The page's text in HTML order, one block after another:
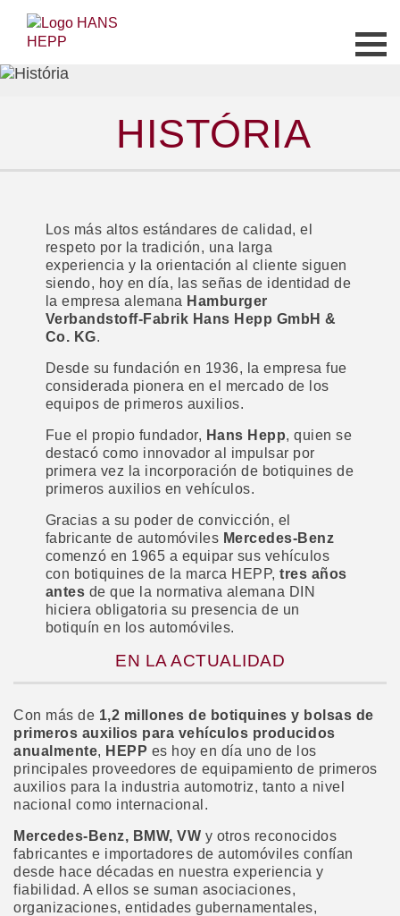
HISTÓRIA
Los más altos estándares de calidad, el
respeto por la tradición, una larga
experiencia y la orientación al cliente siguen
siendo, hoy en día, las señas de identidad de
la empresa alemana Hamburger
Verbandstoff-Fabrik Hans Hepp GmbH &
Co. KG.
Desde su fundación en 1936, la empresa fue
considerada pionera en el mercado de los
equipos de primeros auxilios.
Fue el propio fundador, Hans Hepp, quien se
destacó como innovador al impulsar por
primera vez la incorporación de botiquines de
primeros auxilios en vehículos.
Gracias a su poder de convicción, el
fabricante de automóviles Mercedes-Benz
comenzó en 1965 a equipar sus vehículos
con botiquines de la marca HEPP,tres años
antes de que la normativa alemana DIN
hiciera obligatoria su presencia de un
botiquín en los automóviles.
EN LA ACTUALIDAD
Con más de 1,2 millones de botiquines y bolsas de
primeros auxilios para vehículos producidos
anualmente, HEPP es hoy en día uno de los
principales proveedores de equipamiento de primeros
auxilios para la industria automotriz, tanto a nivel
nacional como internacional.
Mercedes-Benz, BMW, VW y otros reconocidos
fabricantes e importadores de automóviles confían
desde hace décadas en nuestra experiencia y
fiabilidad. A ellos se suman asociaciones,
organizaciones, entidades gubernamentales,